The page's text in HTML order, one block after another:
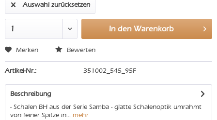
Auswahl zurücksetzen
In den Warenkorb
Merken Bewerten
Artikel-Nr.: 351002_545_95F
Beschreibung
- Schalen BH aus der Serie Samba - glatte Schalenoptik umrahmt
von feiner Spitze in... mehr